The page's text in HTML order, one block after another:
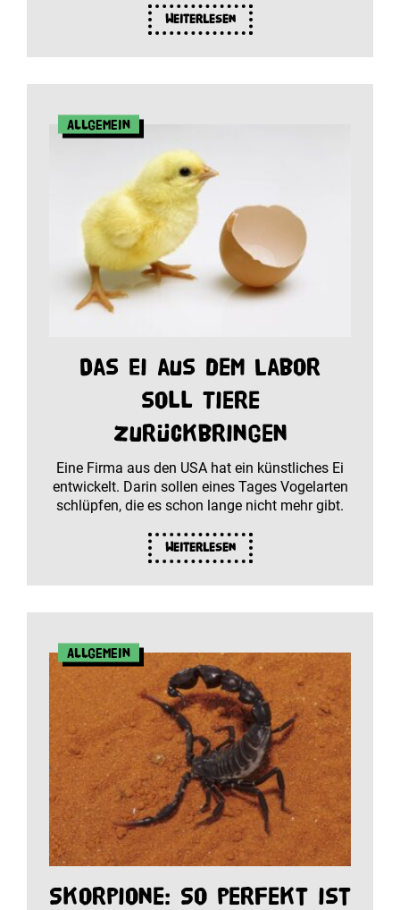
Weiterlesen
Allgemein
Das Ei aus dem Labor
soll Tiere
zurückbringen
Eine Firma aus den USA hat ein künstliches Ei
entwickelt. Darin sollen eines Tages Vogelarten
schlüpfen, die es schon lange nicht mehr gibt.
Weiterlesen
Allgemein
Skorpione: So perfekt ist